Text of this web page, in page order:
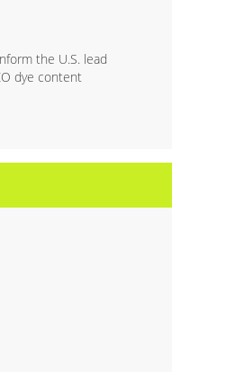
the U.S. lead
dye content